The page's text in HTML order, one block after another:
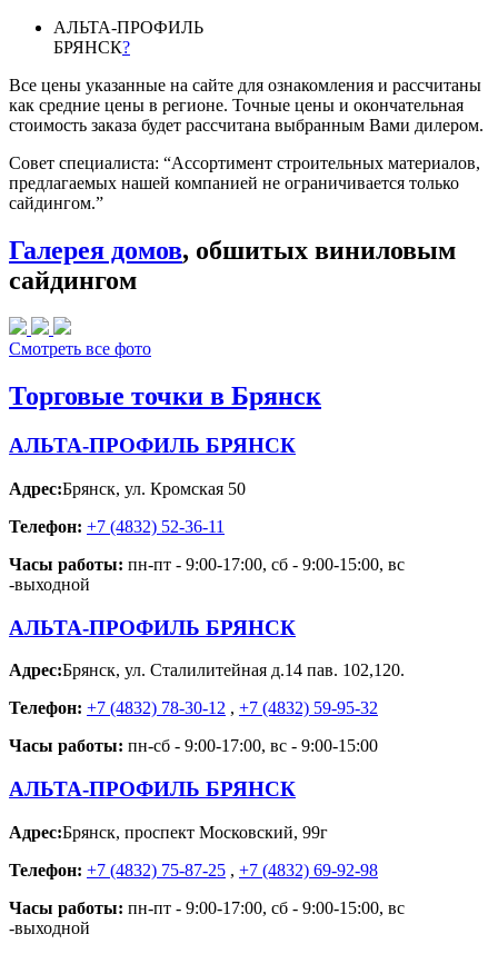
АЛЬТА-ПРОФИЛЬ
БРЯНСК?
Все цены указанные на сайте для ознакомления и рассчитаны
как средние цены в регионе. Точные цены и окончательная
стоимость заказа будет рассчитана выбранным Вами дилером.
Совет специалиста: “Ассортимент строительных материалов,
предлагаемых нашей компанией не ограничивается только
сайдингом.”
Галерея домов, обшитых виниловым
сайдингом
Смотреть все фото
Торговые точки в Брянск
АЛЬТА-ПРОФИЛЬ БРЯНСК
Адрес:Брянск, ул. Кромская 50
Телефон: +7 (4832) 52-36-11
Часы работы: пн-пт - 9:00-17:00, сб - 9:00-15:00, вс
-выходной
АЛЬТА-ПРОФИЛЬ БРЯНСК
Адрес:Брянск, ул. Сталилитейная д.14 пав. 102,120.
Телефон: +7 (4832) 78-30-12 , +7 (4832) 59-95-32
Часы работы: пн-сб - 9:00-17:00, вс - 9:00-15:00
АЛЬТА-ПРОФИЛЬ БРЯНСК
Адрес:Брянск, проспект Московский, 99г
Телефон: +7 (4832) 75-87-25 , +7 (4832) 69-92-98
Часы работы: пн-пт - 9:00-17:00, сб - 9:00-15:00, вс
-выходной